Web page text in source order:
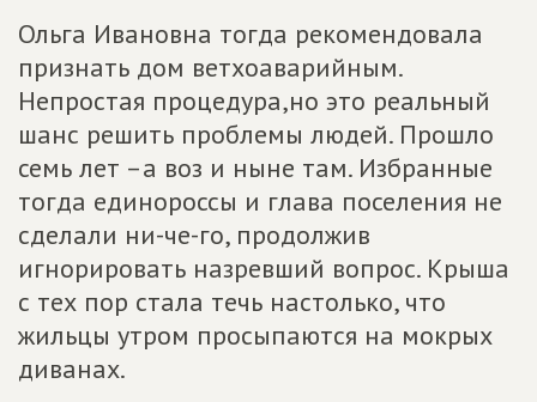
Ольга Ивановна тогда рекомендовала
признать дом ветхоаварийным.
Непростая процедура,но это реальный
шанс решить проблемы людей. Прошло
семь лет –а воз и ныне там. Избранные
тогда единороссы и глава поселения не
сделали ни-че-го, продолжив
игнорировать назревший вопрос. Крыша
с тех пор стала течь настолько, что
жильцы утром просыпаются на мокрых
диванах.